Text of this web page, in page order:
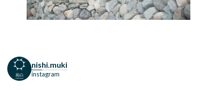
nishi.muki
instagram